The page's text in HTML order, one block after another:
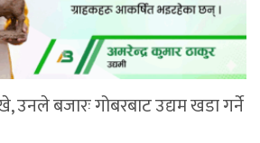
बजारः गोबरबाट उद्यम खडा गर्ने